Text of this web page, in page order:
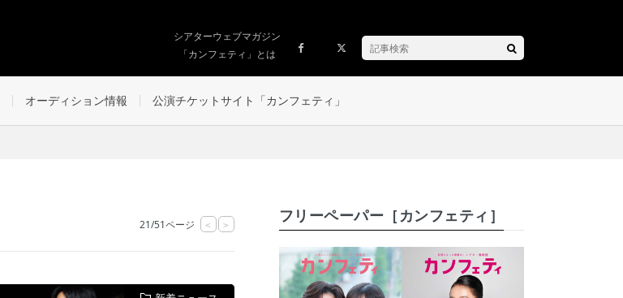
シアターウェブマガジン
「カンフェティ」とは
オーディション情報 公演チケットサイト「カンフェティ」
21/51ページ < > フリーペーパー［カンフェティ］